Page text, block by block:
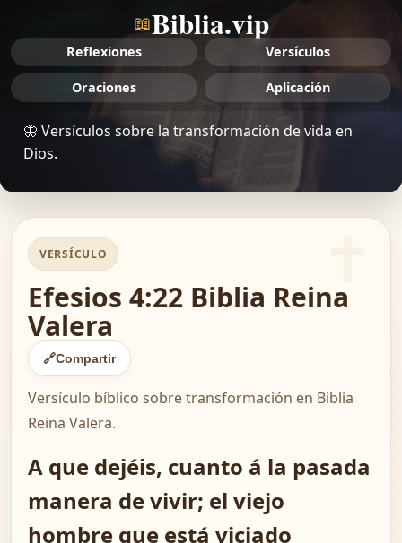
📖Biblia.vip
Reflexiones Versículos
Oraciones Aplicación
🦋 Versículos sobre la transformación de vida en
Dios.
VERSÍCULO
Efesios 4:22 Biblia Reina
Valera
🔗Compartir
Versículo bíblico sobre transformación en Biblia
Reina Valera.
A que dejéis, cuanto á la pasada
manera de vivir; el viejo
hombre que está viciado